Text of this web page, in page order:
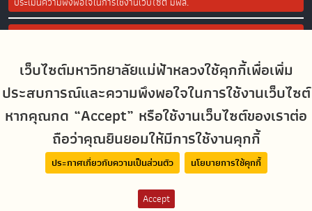
เว็บไซต์มหาวิทยาลัยแม่ฟ้าหลวงใช้คุกกี้เพื่อเพิ่ม
ประสบการณ์และความพึงพอใจในการใช้งานเว็บไซต์
หากคุณกด “Accept” หรือใช้งานเว็บไซต์ของเราต่อ
ถือว่าคุณยินยอมให้มีการใช้งานคุกกี้
ประกาศเกี่ยวกับความเป็นส่วนตัว นโยบายการใช้คุกกี้
Accept
Site Map
Social Media
MFUconnect